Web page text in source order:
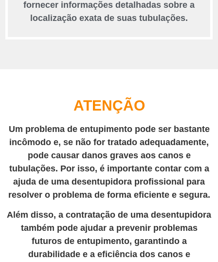
fornecer informações detalhadas sobre a
localização exata de suas tubulações.
ATENÇÃO
Um problema de entupimento pode ser bastante
incômodo e, se não for tratado adequadamente,
pode causar danos graves aos canos e
tubulações. Por isso, é importante contar com a
ajuda de uma desentupidora profissional para
resolver o problema de forma eficiente e segura.
Além disso, a contratação de uma desentupidora
também pode ajudar a prevenir problemas
futuros de entupimento, garantindo a
durabilidade e a eficiência dos canos e